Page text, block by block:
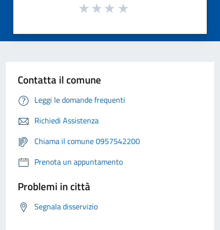
Contatta il comune
Leggi le domande frequenti
Richiedi Assistenza
Chiama il comune 0957542200
Prenota un appuntamento
Problemi in città
Segnala disservizio